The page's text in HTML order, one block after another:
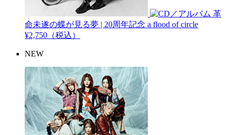
革
命未遂の蝶が見る夢 | 20周年記念 a flood of circle
¥2,750（税込）
NEW